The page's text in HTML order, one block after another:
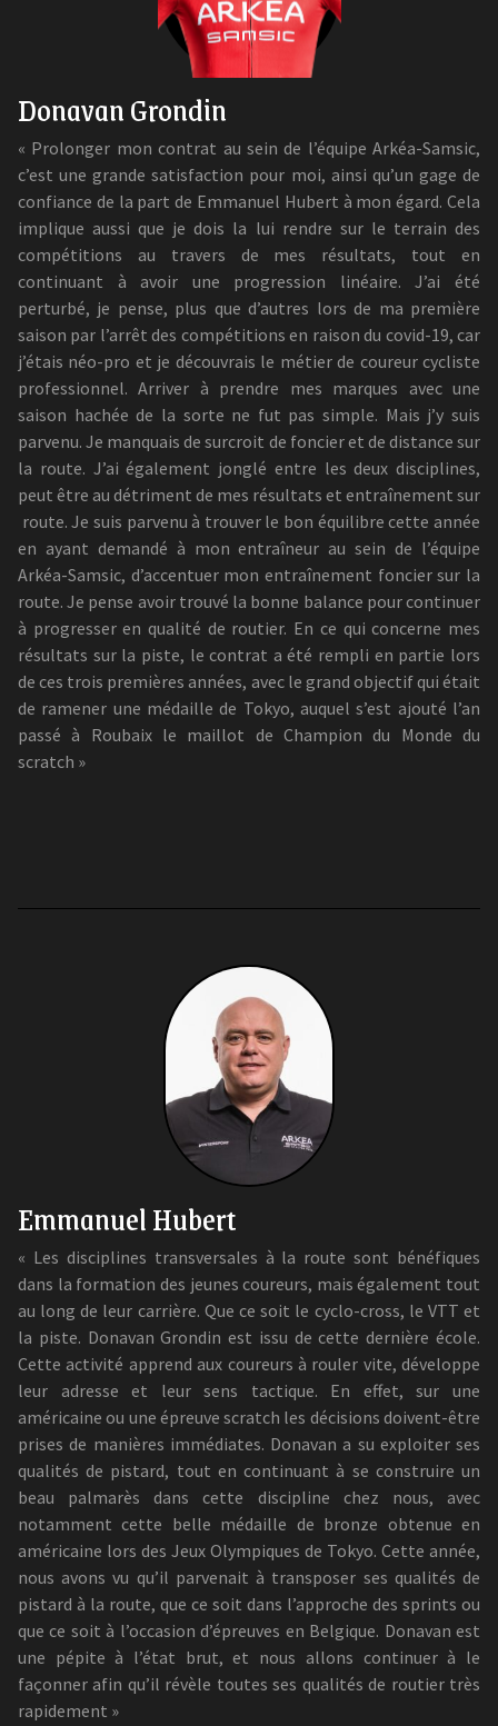
Donavan Grondin
« Prolonger mon contrat au sein de l’équipe Arkéa-Samsic,
c’est une grande satisfaction pour moi, ainsi qu’un gage de
confiance de la part de Emmanuel Hubert à mon égard. Cela
implique aussi que je dois la lui rendre sur le terrain des
compétitions au travers de mes résultats, tout en
continuant à avoir une progression linéaire. J’ai été
perturbé, je pense, plus que d’autres lors de ma première
saison par l’arrêt des compétitions en raison du covid-19, car
j’étais néo-pro et je découvrais le métier de coureur cycliste
professionnel. Arriver à prendre mes marques avec une
saison hachée de la sorte ne fut pas simple. Mais j’y suis
parvenu. Je manquais de surcroit de foncier et de distance sur
la route. J’ai également jonglé entre les deux disciplines,
peut être au détriment de mes résultats et entraînement sur
route. Je suis parvenu à trouver le bon équilibre cette année
en ayant demandé à mon entraîneur au sein de l’équipe
Arkéa-Samsic, d’accentuer mon entraînement foncier sur la
route. Je pense avoir trouvé la bonne balance pour continuer
à progresser en qualité de routier. En ce qui concerne mes
résultats sur la piste, le contrat a été rempli en partie lors
de ces trois premières années, avec le grand objectif qui était
de ramener une médaille de Tokyo, auquel s’est ajouté l’an
passé à Roubaix le maillot de Champion du Monde du
scratch »
Emmanuel Hubert
« Les disciplines transversales à la route sont bénéfiques
dans la formation des jeunes coureurs, mais également tout
au long de leur carrière. Que ce soit le cyclo-cross, le VTT et
la piste. Donavan Grondin est issu de cette dernière école.
Cette activité apprend aux coureurs à rouler vite, développe
leur adresse et leur sens tactique. En effet, sur une
américaine ou une épreuve scratch les décisions doivent-être
prises de manières immédiates. Donavan a su exploiter ses
qualités de pistard, tout en continuant à se construire un
beau palmarès dans cette discipline chez nous, avec
notamment cette belle médaille de bronze obtenue en
américaine lors des Jeux Olympiques de Tokyo. Cette année,
nous avons vu qu’il parvenait à transposer ses qualités de
pistard à la route, que ce soit dans l’approche des sprints ou
que ce soit à l’occasion d’épreuves en Belgique. Donavan est
une pépite à l’état brut, et nous allons continuer à le
façonner afin qu’il révèle toutes ses qualités de routier très
rapidement »